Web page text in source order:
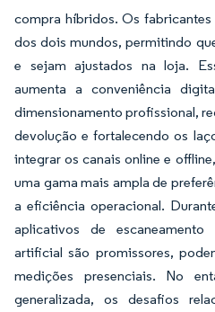
compra híbridos. Os
dos dois mundos, permitindo
e sejam ajustados na loja.
aumenta a conveniência
dimensionamento profissional,
devolução e fortalecendo os
integrar os canais online e
uma gama mais ampla de
a eficiência operacional.
aplicativos de
artificial são promissores,
medições presenciais. No
generalizada, os desafios